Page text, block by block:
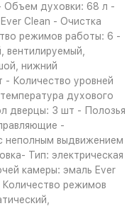
Объем духовки: 68 л -
Clean - Очистка
режимов работы: 6 -
вентилируемый,
нижний
- Количество уровней
духового
дверцы: 3 шт - Полозья
-
неполным выдвижением
Тип: электрическая
камеры: эмаль Ever
режимов